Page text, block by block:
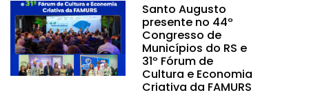
Santo Augusto
presente no 44º
Congresso de
Municípios do RS e
31º Fórum de
Cultura e Economia
Criativa da FAMURS